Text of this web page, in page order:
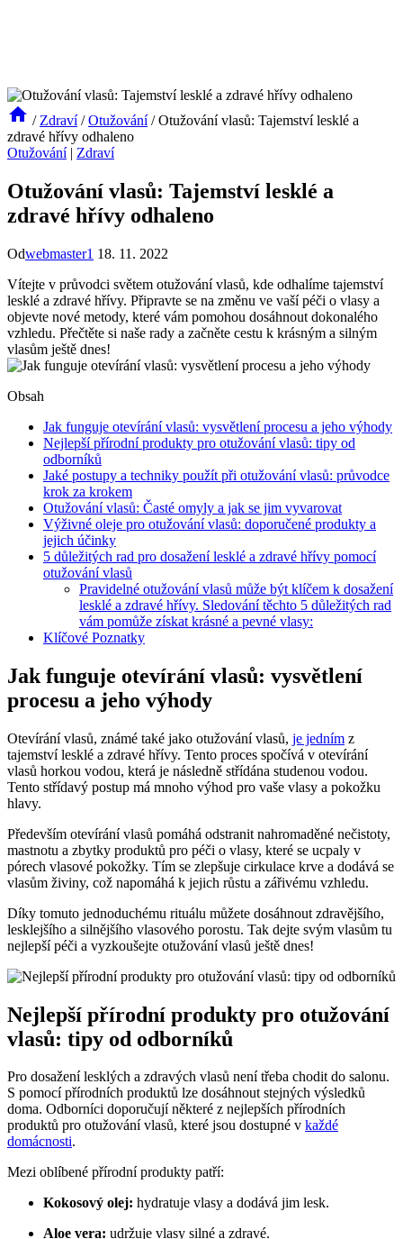
/ Zdraví / Otužování / Otužování vlasů: Tajemství lesklé a
zdravé hřívy odhaleno
Otužování| Zdraví
Otužování vlasů: Tajemství lesklé a
zdravé hřívy odhaleno
Odwebmaster1 18. 11. 2022
Vítejte v průvodci světem otužování vlasů, kde odhalíme tajemství
lesklé a zdravé hřívy. Připravte se na změnu ve vaší péči o vlasy a
objevte nové metody, které vám pomohou dosáhnout dokonalého
vzhledu. Přečtěte si naše rady a začněte cestu k krásným a silným
vlasům ještě dnes!
Obsah
Jak funguje otevírání vlasů: vysvětlení procesu a jeho výhody
Nejlepší přírodní produkty pro otužování vlasů: tipy od
odborníků
Jaké postupy a techniky použít při otužování vlasů: průvodce
krok za krokem
Otužování vlasů: Časté omyly a jak se jim vyvarovat
Výživné oleje pro otužování vlasů: doporučené produkty a
jejich účinky
5 důležitých rad pro dosažení lesklé a zdravé hřívy pomocí
otužování vlasů
Pravidelné otužování vlasů může být klíčem k dosažení
lesklé a zdravé hřívy. Sledování těchto 5 důležitých rad
vám pomůže získat krásné a pevné vlasy:
Klíčové Poznatky
Jak funguje otevírání vlasů: vysvětlení
procesu a jeho výhody
Otevírání vlasů, známé také jako otužování vlasů, je jedním z
tajemství lesklé a zdravé hřívy. Tento proces spočívá v otevírání
vlasů horkou vodou, která je následně střídána studenou vodou.
Tento střídavý postup má mnoho výhod pro vaše vlasy a pokožku
hlavy.
Především otevírání vlasů pomáhá odstranit nahromaděné nečistoty,
mastnotu a zbytky produktů pro péči o vlasy, které se ucpaly v
pórech vlasové pokožky. Tím se zlepšuje cirkulace krve a dodává se
vlasům živiny, což napomáhá k jejich růstu a zářivému vzhledu.
Díky tomuto jednoduchému rituálu můžete dosáhnout zdravějšího,
lesklejšího a silnějšího vlasového porostu. Tak dejte svým vlasům tu
nejlepší péči a vyzkoušejte otužování vlasů ještě dnes!
Nejlepší přírodní produkty pro otužování
vlasů: tipy od odborníků
Pro dosažení lesklých a zdravých vlasů není třeba chodit do salonu.
S pomocí přírodních produktů lze dosáhnout stejných výsledků
doma. Odborníci doporučují některé z nejlepších přírodních
produktů pro otužování vlasů, které jsou dostupné v každé
domácnosti.
Mezi oblíbené přírodní produkty patří:
Kokosový olej: hydratuje vlasy a dodává jim lesk.
Aloe vera: udržuje vlasy silné a zdravé.